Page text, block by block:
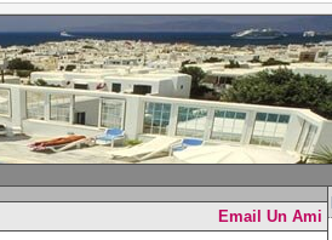
Email Un Ami